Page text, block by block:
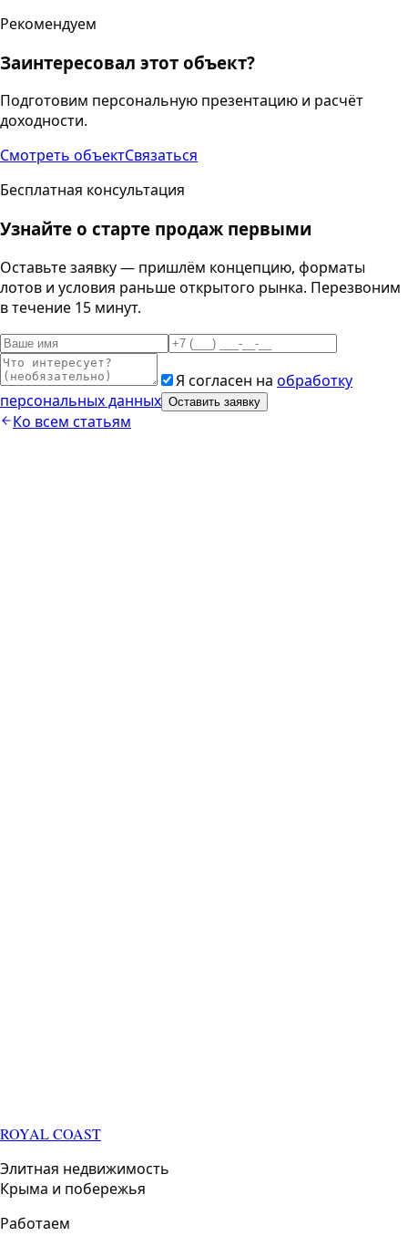
Рекомендуем
Заинтересовал этот объект?
Подготовим персональную презентацию и расчёт
доходности.
Смотреть объектСвязаться
Бесплатная консультация
Узнайте о старте продаж первыми
Оставьте заявку — пришлём концепцию, форматы
лотов и условия раньше открытого рынка. Перезвоним
в течение 15 минут.
Я согласен на обработку
персональных данных Оставить заявку
Ко всем статьям
ROYAL COAST
Элитная недвижимость
Крыма и побережья
Работаем